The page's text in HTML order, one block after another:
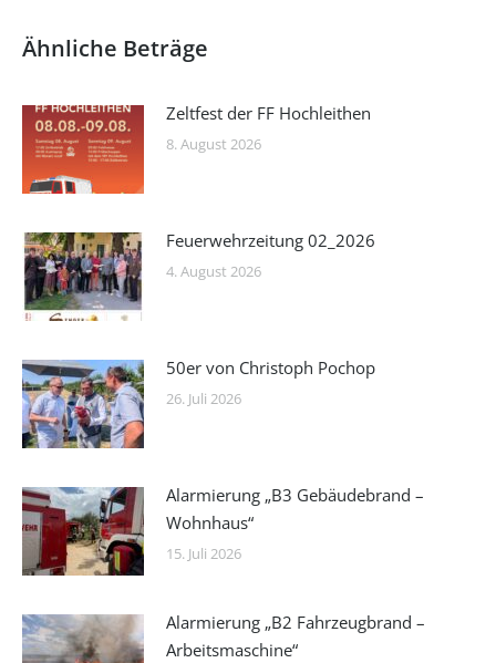
Ähnliche Beträge
Zeltfest der FF Hochleithen
8. August 2026
Feuerwehrzeitung 02_2026
4. August 2026
50er von Christoph Pochop
26. Juli 2026
Alarmierung „B3 Gebäudebrand –
Wohnhaus“
15. Juli 2026
Alarmierung „B2 Fahrzeugbrand –
Arbeitsmaschine“